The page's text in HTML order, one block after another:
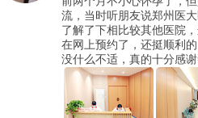
流，当时听朋友说郑州医
了解了下相比较其他医院
在网上预约了，还挺顺利
没什么不适，真的十分感谢